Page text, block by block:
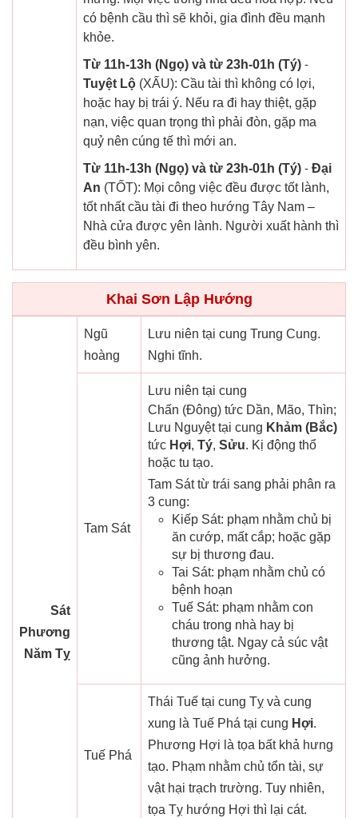
có bệnh cầu thì sẽ khỏi, gia đình đều mạnh
khỏe.
Từ 11h-13h (Ngọ) và từ 23h-01h (Tý) -
Tuyệt Lộ (XẤU): Cầu tài thì không có lợi,
hoặc hay bị trái ý. Nếu ra đi hay thiệt, gặp
nạn, việc quan trọng thì phải đòn, gặp ma
quỷ nên cúng tế thì mới an.
Từ 11h-13h (Ngọ) và từ 23h-01h (Tý) - Đại
An (TỐT): Mọi công việc đều được tốt lành,
tốt nhất cầu tài đi theo hướng Tây Nam –
Nhà cửa được yên lành. Người xuất hành thì
đều bình yên.
Khai Sơn Lập Hướng
Sát
Phương
Năm Tỵ
Ngũ
hoàng
Lưu niên tại cung Trung Cung.
Nghi tĩnh.
Tam Sát
Lưu niên tại cung
Chấn (Đông) tức Dần, Mão, Thìn;
Lưu Nguyệt tại cung Khảm (Bắc)
tức Hợi, Tý, Sửu. Kị động thổ
hoặc tu tạo.
Tam Sát từ trái sang phải phân ra
3 cung:
Kiếp Sát: phạm nhằm chủ bị
ăn cướp, mất cắp; hoặc gặp
sự bị thương đau.
Tai Sát: phạm nhằm chủ có
bệnh hoạn
Tuế Sát: phạm nhằm con
cháu trong nhà hay bị
thương tật. Ngay cả súc vật
cũng ảnh hưởng.
Tuế Phá
Thái Tuế tại cung Tỵ và cung
xung là Tuế Phá tại cung Hợi.
Phương Hợi là tọa bất khả hưng
tạo. Phạm nhằm chủ tổn tài, sự
vật hại trạch trường. Tuy nhiên,
tọa Tỵ hướng Hợi thì lại cát.